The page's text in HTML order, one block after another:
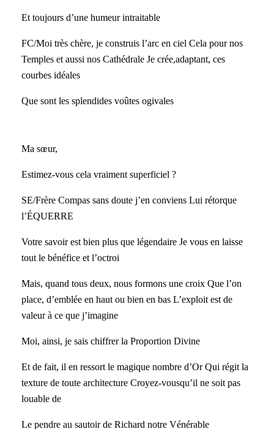
Et toujours d’une humeur intraitable
FC/Moi très chère, je construis l’arc en ciel Cela pour nos
Temples et aussi nos Cathédrale Je crée,adaptant, ces
courbes idéales
Que sont les splendides voûtes ogivales
Ma sœur,
Estimez-vous cela vraiment superficiel ?
SE/Frère Compas sans doute j’en conviens Lui rétorque
l’ÉQUERRE
Votre savoir est bien plus que légendaire Je vous en laisse
tout le bénéfice et l’octroi
Mais, quand tous deux, nous formons une croix Que l’on
place, d’emblée en haut ou bien en bas L’exploit est de
valeur à ce que j’imagine
Moi, ainsi, je sais chiffrer la Proportion Divine
Et de fait, il en ressort le magique nombre d’Or Qui régit la
texture de toute architecture Croyez-vousqu’il ne soit pas
louable de
Le pendre au sautoir de Richard notre Vénérable